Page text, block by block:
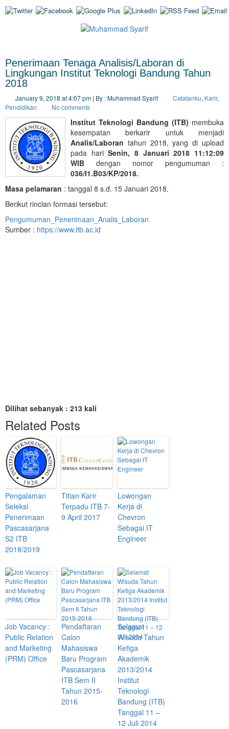
Penerimaan Tenaga Analisis/Laboran di
Lingkungan Institut Teknologi Bandung Tahun
2018
January 9, 2018 at 4:07 pm | By : Muhammad Syarif Catatanku, Karir,
Pendidikan
No comments
Institut Teknologi Bandung (ITB) membuka
kesempatan berkarir untuk menjadi
Analis/Laboran tahun 2018, yang di upload
pada hariSenin, 8 Januari 2018 11:12:09
WIB dengan nomor pengumuman :
036/I1.B03/KP/2018.
Masa pelamaran : tanggal 8 s.d. 15 Januari 2018.
Berikut rincian formasi tersebut:
Pengumuman_Penerimaan_Analis_Laboran
Sumber : https://www.itb.ac.id
Dilihat sebanyak : 213 kali
Related Posts
Pengalaman
Seleksi
Penerimaan
Pascasarjana
S2 ITB
2018/2019
Titian Karir
Terpadu ITB 7-
9 April 2017
Lowongan
Kerja di
Chevron
Sebagai IT
Engineer
Job Vacancy :
Public Relation
and Marketing
(PRM) Office
Pendaftaran
Calon
Mahasiswa
Baru Program
Pascasarjana
ITB Sem II
Tahun 2015-
2016
Selamat
Wisuda Tahun
Ketiga
Akademik
2013/2014
Institut
Teknologi
Bandung (ITB)
Tanggal 11 –
12 Juli 2014